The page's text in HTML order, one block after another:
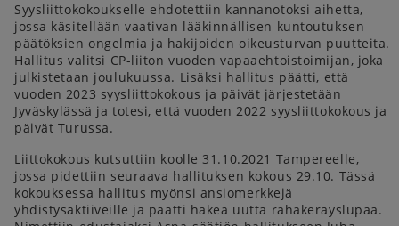
Syysliittokokoukselle ehdotettiin kannanotoksi aihetta,
jossa käsitellään vaativan lääkinnällisen kuntoutuksen
päätöksien ongelmia ja hakijoiden oikeusturvan puutteita.
Hallitus valitsi CP-liiton vuoden vapaaehtoistoimijan, joka
julkistetaan joulukuussa. Lisäksi hallitus päätti, että
vuoden 2023 syysliittokokous ja päivät järjestetään
Jyväskylässä ja totesi, että vuoden 2022 syysliittokokous ja
päivät Turussa.
Liittokokous kutsuttiin koolle 31.10.2021 Tampereelle,
jossa pidettiin seuraava hallituksen kokous 29.10. Tässä
kokouksessa hallitus myönsi ansiomerkkejä
yhdistysaktiiveille ja päätti hakea uutta rahakeräyslupaa.